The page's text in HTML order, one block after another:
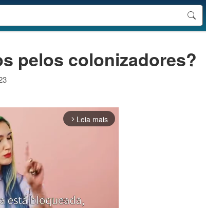
pelos colonizadores?
arrow_forward_ios Leia mais